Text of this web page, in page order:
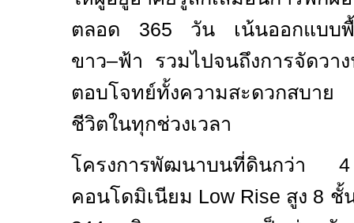
ตลอด 365 วัน เน้นออกแบบ
ขาว–ฟ้า รวมไปจนถึงการจัดวา
ตอบโจทย์ทั้งความสะดวกสบาย
ชีวิตในทุกช่วงเวลา
โครงการพัฒนาบนที่ดินกว่า
คอนโดมิเนียม Low Rise สูง 8 ชั้